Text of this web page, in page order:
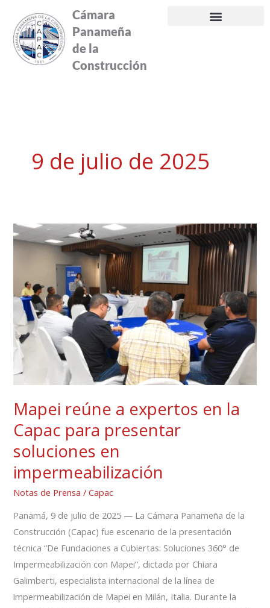
contenido
Cámara
Panameña
de la
Construcción
9 de julio de 2025
Mapei reúne a expertos en la
Capac para presentar
soluciones en
impermeabilización
Notas de Prensa /Capac
Panamá, 9 de julio de 2025 — La Cámara Panameña de la
Construcción (Capac) fue escenario de la presentación
técnica “De Fundaciones a Cubiertas: Soluciones 360° de
Impermeabilización con Mapei”, dictada por Chiara
Galimberti, especialista internacional de la línea de
impermeabilización de Mapei en Milán, Italia. Durante la
Mapei
reúne
expertos
en
Capac
para
presentar
soluciones
impermeabilización